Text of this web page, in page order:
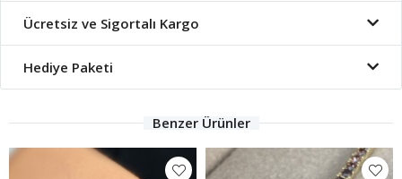
Ücretsiz ve Sigortalı Kargo
Hediye Paketi
Benzer Ürünler